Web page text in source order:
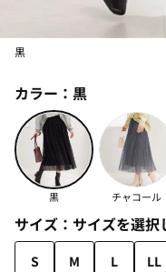
黒
カラー： 黒
黒 チャコール
サイズ： サイズを選択
S M L
LL